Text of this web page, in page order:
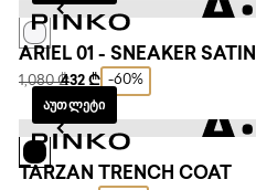
ARIEL 01 - SNEAKER SATIN
1,080 ₾432 ₾ -60%
ᲐᲣᲗᲚᲔᲢᲘ
TARZAN TRENCH COAT